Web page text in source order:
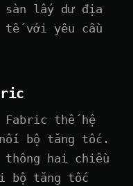
sàn lấy dư địa
tế với yêu cầu
thế hệ
bộ tăng tốc.
thông hai chiều
bộ tăng tốc